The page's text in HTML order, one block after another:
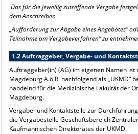
Das für die jeweilig zutreffende Vergabe
dem Anschreiben
„Aufforderung zur Abgabe eines Angebotes“
Teilnahme am Vergabeverfahren“ zu
1.2 Auftraggeber, Vergabe- und
Auftraggeber(in) (AG) im eigenen Namen
Magdeburg A.ö.R. nachfolgend als „UKMD“
handelnd für die Medizinische Fakultät der
Magdeburg.
Vergabe- und Kontaktstelle zur
die Vergabestelle Geschäftsbereich
Kaufmännischen Direktorates der UKMD.